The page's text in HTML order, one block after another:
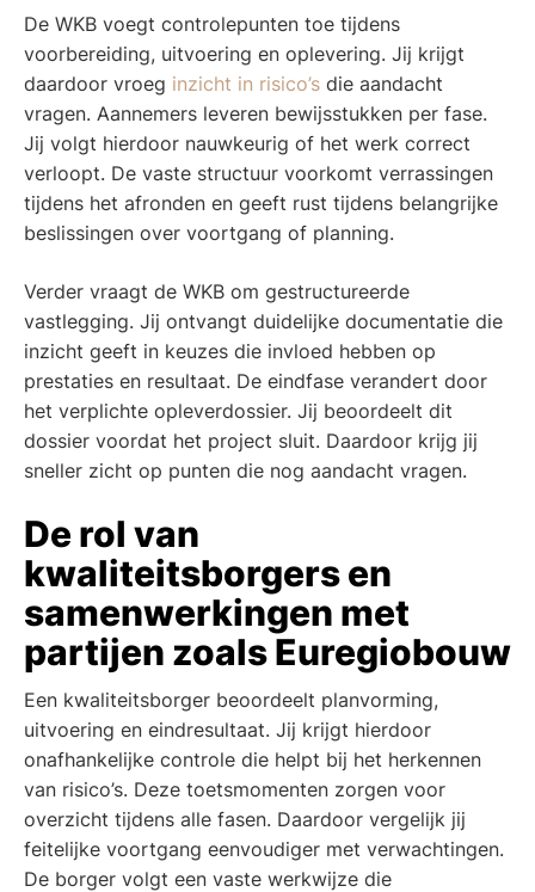
De WKB voegt controlepunten toe tijdens
voorbereiding, uitvoering en oplevering. Jij krijgt
daardoor vroeg inzicht in risico’s die aandacht
vragen. Aannemers leveren bewijsstukken per fase.
Jij volgt hierdoor nauwkeurig of het werk correct
verloopt. De vaste structuur voorkomt verrassingen
tijdens het afronden en geeft rust tijdens belangrijke
beslissingen over voortgang of planning.
Verder vraagt de WKB om gestructureerde
vastlegging. Jij ontvangt duidelijke documentatie die
inzicht geeft in keuzes die invloed hebben op
prestaties en resultaat. De eindfase verandert door
het verplichte opleverdossier. Jij beoordeelt dit
dossier voordat het project sluit. Daardoor krijg jij
sneller zicht op punten die nog aandacht vragen.
De rol van
kwaliteitsborgers en
samenwerkingen met
partijen zoals Euregiobouw
Een kwaliteitsborger beoordeelt planvorming,
uitvoering en eindresultaat. Jij krijgt hierdoor
onafhankelijke controle die helpt bij het herkennen
van risico’s. Deze toetsmomenten zorgen voor
overzicht tijdens alle fasen. Daardoor vergelijk jij
feitelijke voortgang eenvoudiger met verwachtingen.
De borger volgt een vaste werkwijze die